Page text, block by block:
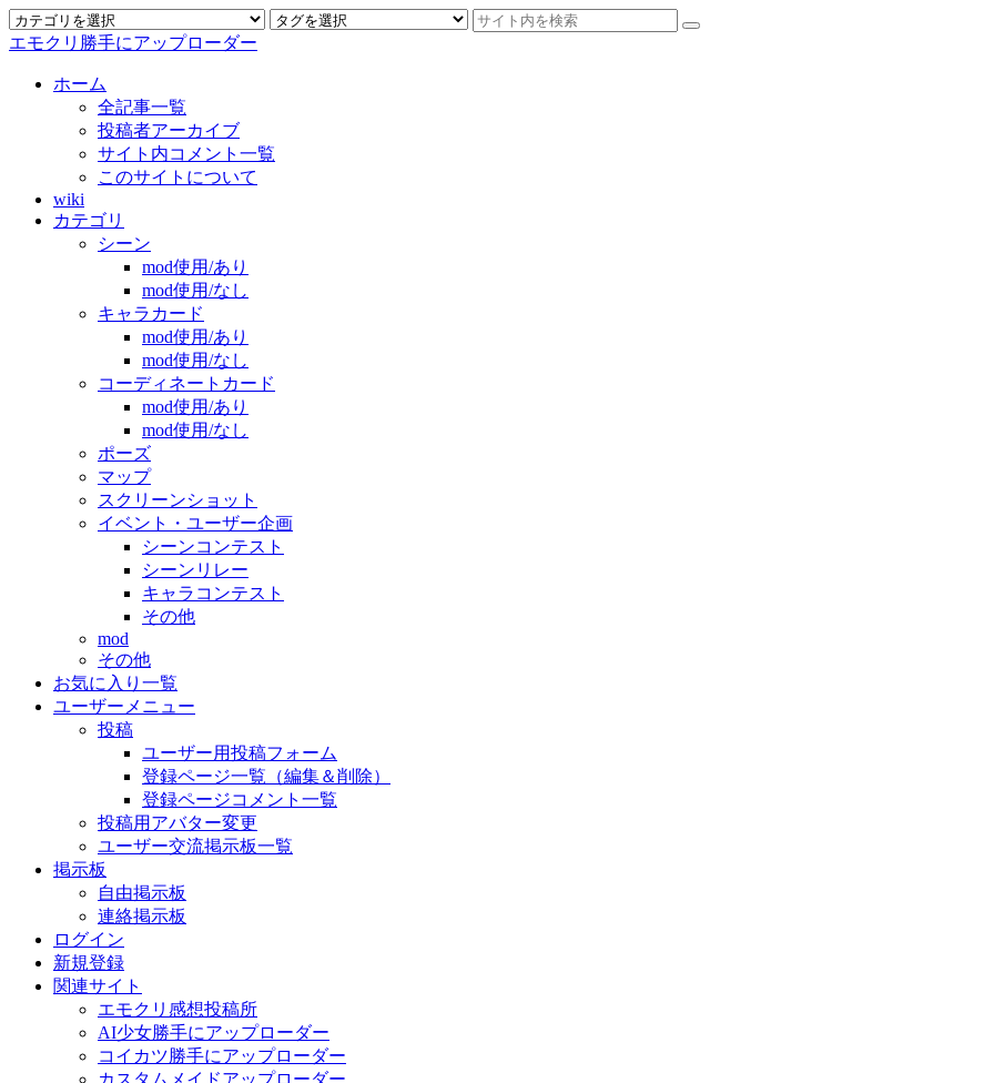
エモクリ勝手にアップローダー
ホーム
全記事一覧
投稿者アーカイブ
サイト内コメント一覧
このサイトについて
wiki
カテゴリ
シーン
mod使用/あり
mod使用/なし
キャラカード
mod使用/あり
mod使用/なし
コーディネートカード
mod使用/あり
mod使用/なし
ポーズ
マップ
スクリーンショット
イベント・ユーザー企画
シーンコンテスト
シーンリレー
キャラコンテスト
その他
mod
その他
お気に入り一覧
ユーザーメニュー
投稿
ユーザー用投稿フォーム
登録ページ一覧（編集＆削除）
登録ページコメント一覧
投稿用アバター変更
ユーザー交流掲示板一覧
掲示板
自由掲示板
連絡掲示板
ログイン
新規登録
関連サイト
エモクリ感想投稿所
AI少女勝手にアップローダー
コイカツ勝手にアップローダー
カスタムメイドアップローダー